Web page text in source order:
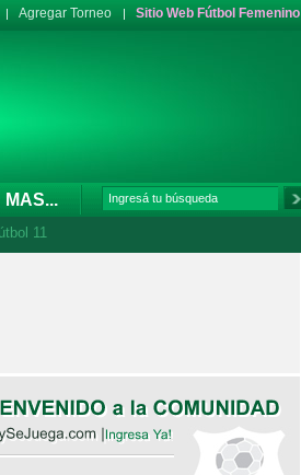
Agregar Torneo Sitio Web Fútbol Femenino
MAS...
11